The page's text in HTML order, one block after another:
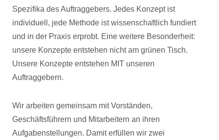
Spezifika des Auftraggebers. Jedes Konzept ist
individuell, jede Methode ist wissenschaftlich fundiert
und in der Praxis erprobt. Eine weitere Besonderheit:
unsere Konzepte entstehen nicht am grünen Tisch.
Unsere Konzepte entstehen MIT unseren
Auftraggebern.
Wir arbeiten gemeinsam mit Vorständen,
Geschäftsführern und Mitarbeitern an ihren
Aufgabenstellungen. Damit erfüllen wir zwei